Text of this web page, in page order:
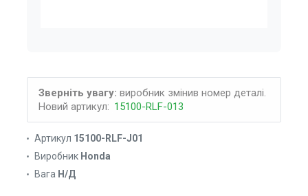
Зверніть увагу: виробник змінив номер деталі.
Новий артикул: 15100-RLF-013
Артикул 15100-RLF-J01
Виробник Honda
Вага Н/Д